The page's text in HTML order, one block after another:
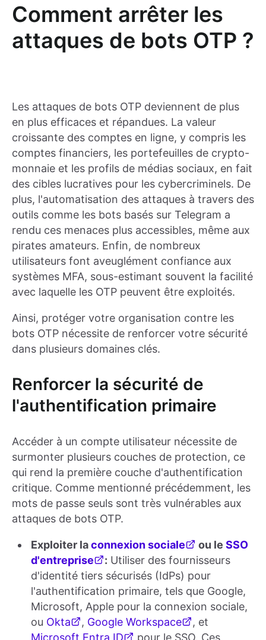
Comment arrêter les
attaques de bots OTP ?
Les attaques de bots OTP deviennent de plus
en plus efficaces et répandues. La valeur
croissante des comptes en ligne, y compris les
comptes financiers, les portefeuilles de crypto-
monnaie et les profils de médias sociaux, en fait
des cibles lucratives pour les cybercriminels. De
plus, l'automatisation des attaques à travers des
outils comme les bots basés sur Telegram a
rendu ces menaces plus accessibles, même aux
pirates amateurs. Enfin, de nombreux
utilisateurs font aveuglément confiance aux
systèmes MFA, sous-estimant souvent la facilité
avec laquelle les OTP peuvent être exploités.
Ainsi, protéger votre organisation contre les
bots OTP nécessite de renforcer votre sécurité
dans plusieurs domaines clés.
Renforcer la sécurité de
l'authentification primaire
Accéder à un compte utilisateur nécessite de
surmonter plusieurs couches de protection, ce
qui rend la première couche d'authentification
critique. Comme mentionné précédemment, les
mots de passe seuls sont très vulnérables aux
attaques de bots OTP.
Exploiter laconnexion sociale ou le SSO
d'entreprise
: Utiliser des fournisseurs
d'identité tiers sécurisés (IdPs) pour
l'authentification primaire, tels que Google,
Microsoft, Apple pour la connexion sociale,
ou Okta , Google Workspace
, et
Microsoft Entra ID
pour le SSO. Ces